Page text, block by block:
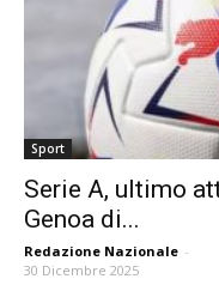
Sport
Serie A, ultimo
Genoa di...
Redazione Nazionale -
30 Dicembre 2025